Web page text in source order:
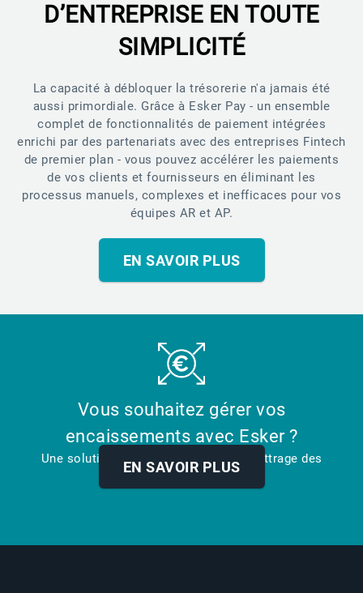
D’ENTREPRISE EN TOUTE
SIMPLICITÉ
La capacité à débloquer la trésorerie n'a jamais été
aussi primordiale. Grâce à Esker Pay - un ensemble
complet de fonctionnalités de paiement intégrées
enrichi par des partenariats avec des entreprises Fintech
de premier plan - vous pouvez accélérer les paiements
de vos clients et fournisseurs en éliminant les
processus manuels, complexes et inefficaces pour vos
équipes AR et AP.
EN SAVOIR PLUS
Vous souhaitez gérer vos
encaissements avec Esker ?
Une solution unique pour faciliter le lettrage des
paiements
EN SAVOIR PLUS